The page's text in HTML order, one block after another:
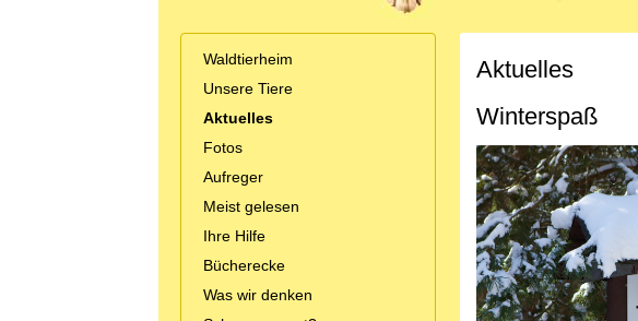
Waldtierheim
Unsere Tiere
Aktuelles
Fotos
Aufreger
Meist gelesen
Ihre Hilfe
Bücherecke
Was wir denken
Aktuelles
Winterspaß